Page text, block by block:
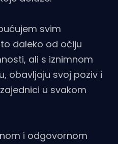
svim
daleko od očiju
ali s iznimnom
obavljaju svoj poziv i
u svakom
i odgovornom